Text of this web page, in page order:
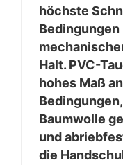
höchste
Halt. PVC-
hohes Maß
Baumwolle
und
die